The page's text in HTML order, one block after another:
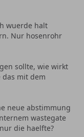
wuerde halt
Nur hosenrohr
sollte, wie wirkt
das mit dem
neue abstimmung
wastegate
die haelfte?